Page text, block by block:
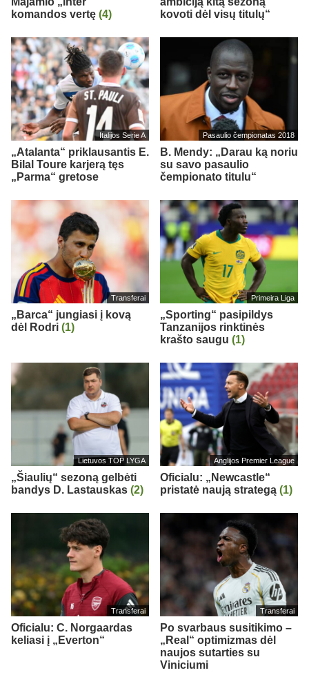
komandos vertę (4)
kovoti dėl visų titulų“
Italijos Serie A
„Atalanta“ priklausantis E.
Bilal Toure karjerą tęs
„Parma“ gretose
Pasaulio čempionatas 2018
B. Mendy: „Darau ką noriu
su savo pasaulio
čempionato titulu“
Transferai
„Barca“ jungiasi į kovą
dėl Rodri (1)
Primeira Liga
„Sporting“ pasipildys
Tanzanijos rinktinės
krašto saugu (1)
Lietuvos TOP LYGA
„Šiaulių“ sezoną gelbėti
bandys D. Lastauskas (2)
Anglijos Premier League
Oficialu: „Newcastle“
pristatė naują strategą (1)
Transferai
Oficialu: C. Norgaardas
keliasi į „Everton“
Transferai
Po svarbaus susitikimo –
„Real“ optimizmas dėl
naujos sutarties su
Viniciumi